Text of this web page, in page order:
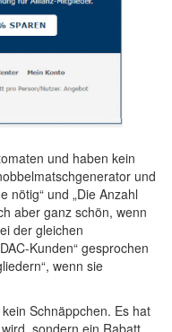
und haben kein
und
nötig“ und „Die Anzahl
aber ganz schön, wenn
der gleichen
Kunden“ gesprochen
wenn sie
Schnäppchen. Es hat